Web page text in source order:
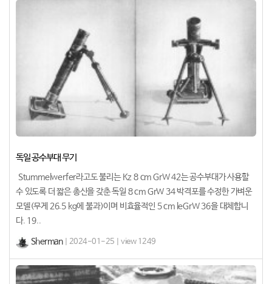
독일 공수부대 무기
Stummelwerfer라고도 불리는 Kz 8 cm GrW 42는 공수부대가 사용할
수 있도록 더 짧은 총신을 갖춘 독일 8 cm GrW 34 박격포를 수정한 가벼운
모델(무게 26.5 kg에 불과)이며 비효율적인 5 cm leGrW 36을 대체합니
다. 19..
Sherman| 2024-01-25 | view 1249